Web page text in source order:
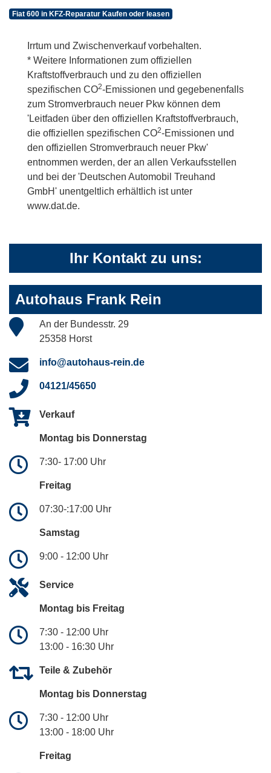
Fiat 600 in KFZ-Reparatur Kaufen oder leasen
Irrtum und Zwischenverkauf vorbehalten.
* Weitere Informationen zum offiziellen
Kraftstoffverbrauch und zu den offiziellen
spezifischen CO2-Emissionen und gegebenenfalls
zum Stromverbrauch neuer Pkw können dem
'Leitfaden über den offiziellen Kraftstoffverbrauch,
die offiziellen spezifischen CO2-Emissionen und
den offiziellen Stromverbrauch neuer Pkw'
entnommen werden, der an allen Verkaufsstellen
und bei der 'Deutschen Automobil Treuhand
GmbH' unentgeltlich erhältlich ist unter
www.dat.de.
Ihr Kontakt zu uns:
Autohaus Frank Rein
An der Bundesstr. 29
25358 Horst
info@autohaus-rein.de
04121/45650
Verkauf
Montag bis Donnerstag
7:30- 17:00 Uhr
Freitag
07:30-:17:00 Uhr
Samstag
9:00 - 12:00 Uhr
Service
Montag bis Freitag
7:30 - 12:00 Uhr
13:00 - 16:30 Uhr
Teile & Zubehör
Montag bis Donnerstag
7:30 - 12:00 Uhr
13:00 - 18:00 Uhr
Freitag